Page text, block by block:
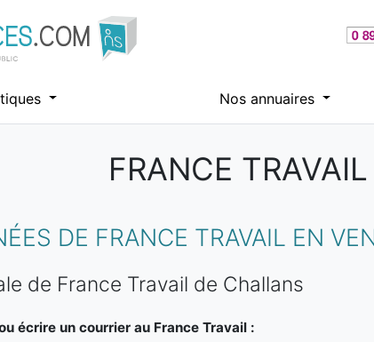
Nos annuaires
FRANCE
DE FRANCE TRAVAIL EN
de France Travail de Challans
écrire un courrier au France Travail :